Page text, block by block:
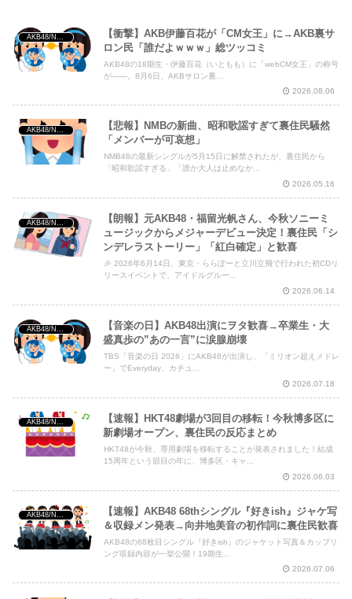
Powered by livedoor 相互RSS
【衝撃】AKB伊藤百花が「CM女王」に→AKB裏サ
ロン民「誰だよｗｗｗ」総ツッコミ
AKB48の18期生・伊藤百花（いともも）に「webCM女王」の称号
が――。8月6日、AKBサロン裏...
2026.08.06
【悲報】NMBの新曲、昭和歌謡すぎて裏住民騒然
「メンバーが可哀想」
NMB48の最新シングルが5月15日に解禁されたが、裏住民から
「昭和歌謡すぎる」「誰か大人は止めなか...
2026.05.16
【朗報】元AKB48・福留光帆さん、今秋ソニーミ
ュージックからメジャーデビュー決定！裏住民「シ
ンデレラストーリー」「紅白確定」と歓喜
🎉 2026年6月14日、東京・ららぽーと立川立飛で行われた初CDリ
リースイベントで、アイドルグルー...
2026.06.14
AKB48/NGT48/他アイドル
【音楽の日】AKB48出演にヲタ歓喜→卒業生・大
盛真歩の”あの一言”に涙腺崩壊
TBS「音楽の日 2026」にAKB48が出演し、「ミリオン超えメドレ
ー」でEveryday、カチュ...
2026.07.18
AKB48/NGT48/他アイドル
【速報】HKT48劇場が3回目の移転！今秋博多区に
新劇場オープン、裏住民の反応まとめ
HKT48が今秋、専用劇場を移転することが発表されました！結成
15周年という節目の年に、博多区・キャ...
2026.06.03
AKB48/NGT48/他アイドル
【速報】AKB48 68thシングル『好きish』ジャケ写
＆収録メン発表→向井地美音の初作詞に裏住民歓喜
AKB48の68枚目シングル『好きish』のジャケット写真＆カップリ
ング収録内容が一挙公開！19期生...
2026.07.06